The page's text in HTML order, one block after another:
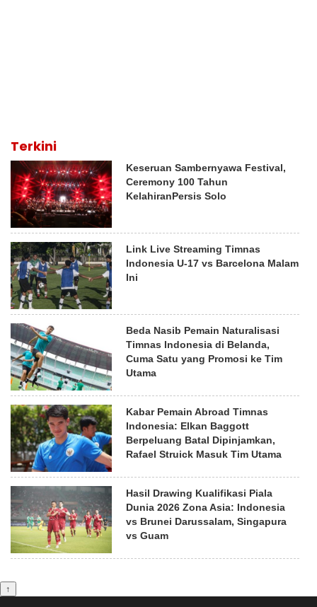
Terkini
Keseruan Sambernyawa Festival,
Ceremony 100 Tahun
KelahiranPersis Solo
Link Live Streaming Timnas
Indonesia U-17 vs Barcelona Malam
Ini
Beda Nasib Pemain Naturalisasi
Timnas Indonesia di Belanda,
Cuma Satu yang Promosi ke Tim
Utama
Kabar Pemain Abroad Timnas
Indonesia: Elkan Baggott
Berpeluang Batal Dipinjamkan,
Rafael Struick Masuk Tim Utama
Hasil Drawing Kualifikasi Piala
Dunia 2026 Zona Asia: Indonesia
vs Brunei Darussalam, Singapura
vs Guam
↑